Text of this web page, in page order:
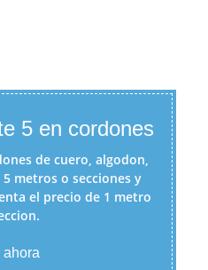
5 en cordones
de cuero, algodon,
metros o secciones y
el precio de 1 metro
ahora